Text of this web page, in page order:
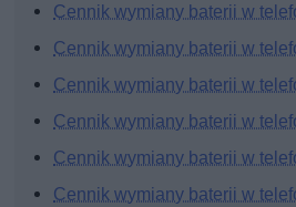
Cennik wymiany baterii w
Cennik wymiany baterii w
Cennik wymiany baterii w
Cennik wymiany baterii w
Cennik wymiany baterii w
Cennik wymiany baterii w